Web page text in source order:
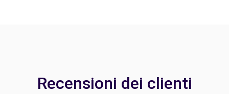
Recensioni dei clienti